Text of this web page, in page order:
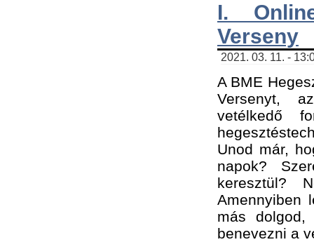
I.
Verseny
2021. 03. 11. -
A BME
Versenyt,
vetélkedő
Unod már,
napok?
keresztül?
Amennyiben
más
benevezni a